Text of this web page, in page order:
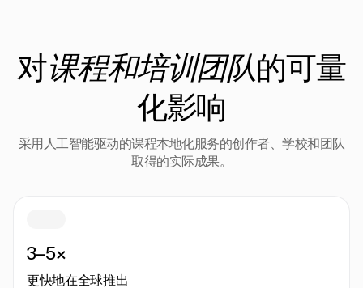
对课程和培训团队的可量
化影响
采用人工智能驱动的课程本地化服务的创作者、学校和团队
取得的实际成果。
3–5×
更快地在全球推出